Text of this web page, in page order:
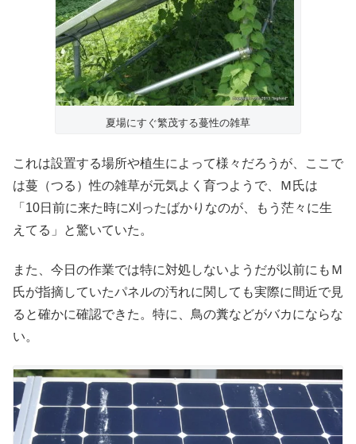
夏場にすぐ繁茂する蔓性の雑草
これは設置する場所や植生によって様々だろうが、ここで
は蔓（つる）性の雑草が元気よく育つようで、Ｍ氏は
「10日前に来た時に刈ったばかりなのが、もう茫々に生
えてる」と驚いていた。
また、今日の作業では特に対処しないようだが以前にもＭ
氏が指摘していたパネルの汚れに関しても実際に間近で見
ると確かに確認できた。特に、鳥の糞などがバカにならな
い。